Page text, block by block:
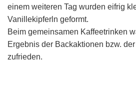
einem weiteren Tag wurden eifrig
Vanillekipferln geformt.
Beim gemeinsamen Kaffeetrinken
Ergebnis der Backaktionen bzw.
zufrieden.